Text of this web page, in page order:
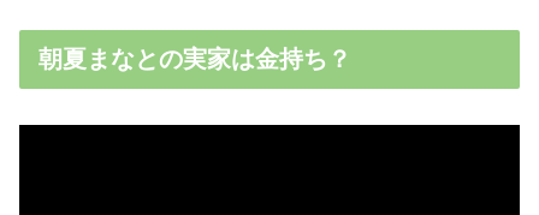
朝夏まなとの実家は金持ち？